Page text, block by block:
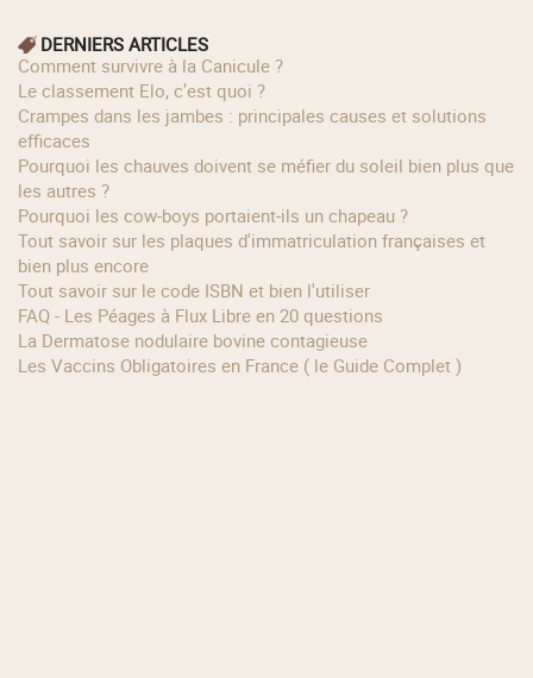
DERNIERS ARTICLES
Comment survivre à la Canicule ?
Le classement Elo, c’est quoi ?
Crampes dans les jambes : principales causes et solutions
efficaces
Pourquoi les chauves doivent se méfier du soleil bien plus que
les autres ?
Pourquoi les cow‑boys portaient‑ils un chapeau ?
Tout savoir sur les plaques d'immatriculation françaises et
bien plus encore
Tout savoir sur le code ISBN et bien l'utiliser
FAQ - Les Péages à Flux Libre en 20 questions
La Dermatose nodulaire bovine contagieuse
Les Vaccins Obligatoires en France ( le Guide Complet )